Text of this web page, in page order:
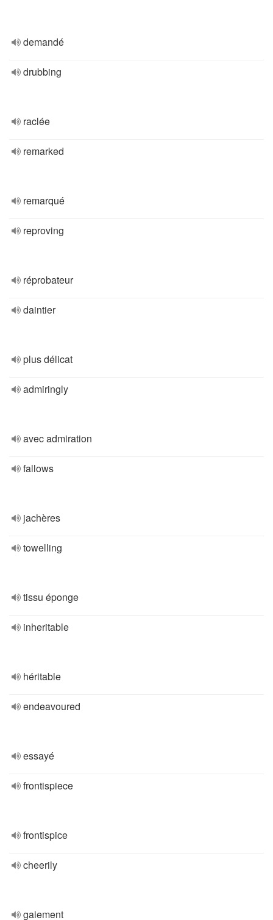
demandé
drubbing
raclée
remarked
remarqué
reproving
réprobateur
daintier
plus délicat
admiringly
avec admiration
fallows
jachères
towelling
tissu éponge
inheritable
héritable
endeavoured
essayé
frontispiece
frontispice
cheerily
gaiement